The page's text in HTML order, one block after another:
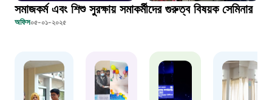
১০২
১৬১২২
সমাজকর্ম এবং শিশু সুরক্ষায় সমাকর্মীদের গুরুত্ব বিষয়ক সেমিনার
অফিস০৫-০১-২০২৫